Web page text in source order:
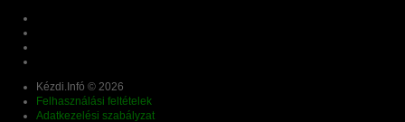
Kézdi.Infó © 2026
Felhasználási feltételek
Adatkezelési szabályzat